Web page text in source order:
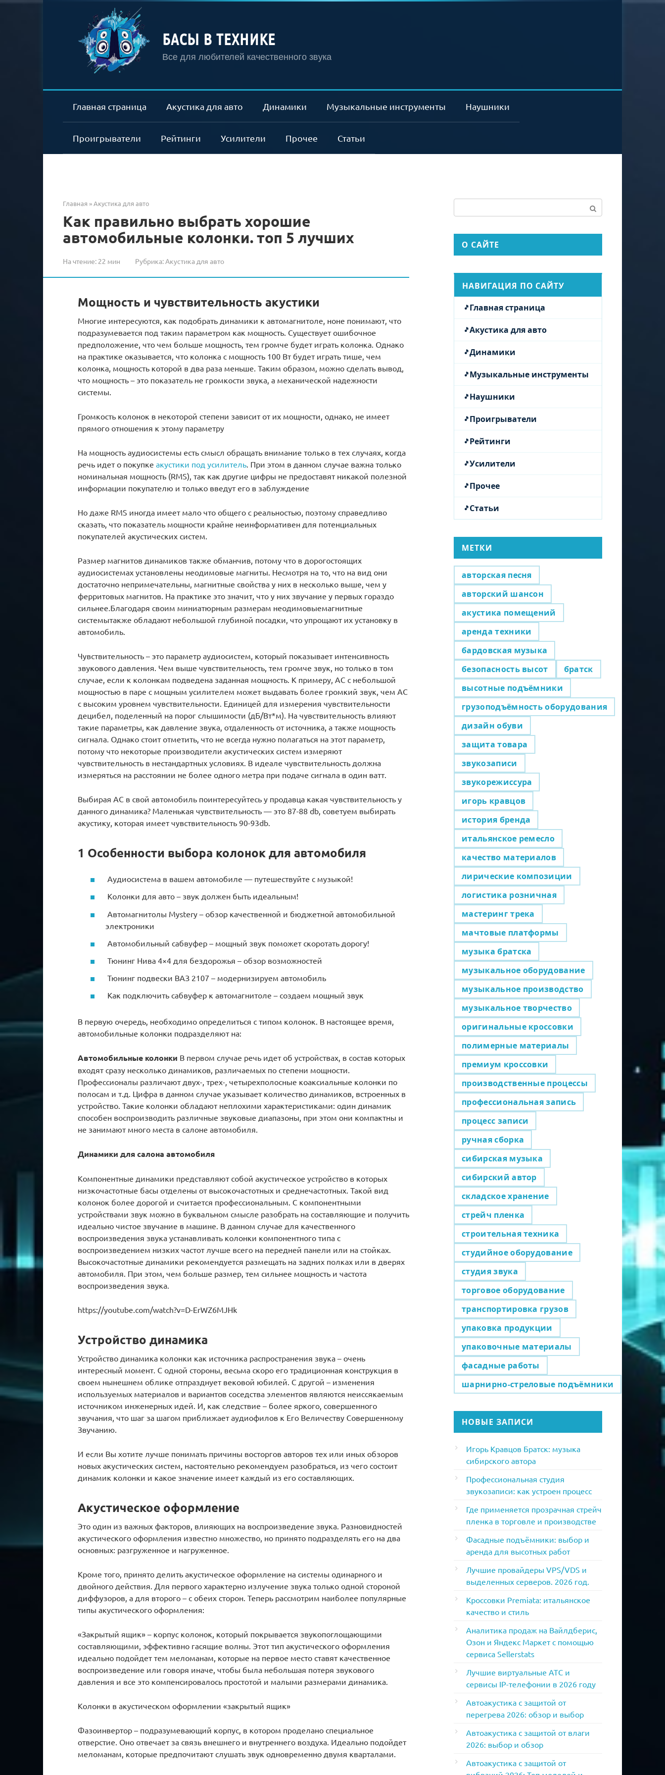
БАСЫ В ТЕХНИКЕ
Все для любителей качественного звука
Главная страница Акустика для авто Динамики Музыкальные инструменты Наушники
Проигрыватели Рейтинги Усилители Прочее Статьи
Главная »Акустика для авто
Как правильно выбрать хорошие
автомобильные колонки. топ 5 лучших
На чтение: 22 мин Рубрика:Акустика для авто
Мощность и чувствительность акустики
Многие интересуются, как подобрать динамики к автомагнитоле, ноне понимают, что
подразумевается под таким параметром как мощность. Существует ошибочное
предположение, что чем больше мощность, тем громче будет играть колонка. Однако
на практике оказывается, что колонка с мощность 100 Вт будет играть тише, чем
колонка, мощность которой в два раза меньше. Таким образом, можно сделать вывод,
что мощность – это показатель не громкости звука, а механической надежности
системы.
Громкость колонок в некоторой степени зависит от их мощности, однако, не имеет
прямого отношения к этому параметру
На мощность аудиосистемы есть смысл обращать внимание только в тех случаях, когда
речь идет о покупке акустики под усилитель . При этом в данном случае важна только
номинальная мощность (RMS), так как другие цифры не предоставят никакой полезной
информации покупателю и только введут его в заблуждение
Но даже RMS иногда имеет мало что общего с реальностью, поэтому справедливо
сказать, что показатель мощности крайне неинформативен для потенциальных
покупателей акустических систем.
Размер магнитов динамиков также обманчив, потому что в дорогостоящих
аудиосистемах установлены неодимовые магниты. Несмотря на то, что на вид они
достаточно непримечательны, магнитные свойства у них в несколько выше, чем у
ферритовых магнитов. На практике это значит, что у них звучание у первых гораздо
сильнее.Благодаря своим миниатюрным размерам неодимовыемагнитные
системытакже обладают небольшой глубиной посадки, что упрощают их установку в
автомобиль.
Чувствительность – это параметр аудиосистем, который показывает интенсивность
звукового давления. Чем выше чувствительность, тем громче звук, но только в том
случае, если к колонкам подведена заданная мощность. К примеру, АС с небольшой
мощностью в паре с мощным усилителем может выдавать более громкий звук, чем АС
с высоким уровнем чувствительности. Единицей для измерения чувствительности
децибел, поделенный на порог слышимости (дБ/Вт*м). На чувствительность влияют
такие параметры, как давление звука, отдаленность от источника, а также мощность
сигнала. Однако стоит отметить, что не всегда нужно полагаться на этот параметр,
потому что некоторые производители акустических систем измеряют
чувствительность в нестандартных условиях. В идеале чувствительность должна
измеряться на расстоянии не более одного метра при подаче сигнала в один ватт.
Выбирая АС в свой автомобиль поинтересуйтесь у продавца какая чувствительность у
данного динамика? Маленькая чувствительность — это 87-88 db, советуем выбирать
акустику, которая имеет чувствительность 90-93db.
1 Особенности выбора колонок для автомобиля
Аудиосистема в вашем автомобиле — путешествуйте с музыкой!
Колонки для авто – звук должен быть идеальным!
Автомагнитолы Mystery – обзор качественной и бюджетной автомобильной
электроники
Автомобильный сабвуфер – мощный звук поможет скоротать дорогу!
Тюнинг Нива 4×4 для бездорожья – обзор возможностей
Тюнинг подвески ВАЗ 2107 – модернизируем автомобиль
Как подключить сабвуфер к автомагнитоле – создаем мощный звук
В первую очередь, необходимо определиться с типом колонок. В настоящее время,
автомобильные колонки подразделяют на:
Автомобильные колонки В первом случае речь идет об устройствах, в состав которых
входят сразу несколько динамиков, различаемых по степени мощности.
Профессионалы различают двух-, трех-, четырехполосные коаксиальные колонки по
полосам и т.д. Цифра в данном случае указывает количество динамиков, встроенных в
устройство. Такие колонки обладают неплохими характеристиками: один динамик
способен воспроизводить различные звуковые диапазоны, при этом они компактны и
не занимают много места в салоне автомобиля.
Динамики для салона автомобиля
Компонентные динамики представляют собой акустическое устройство в которых
низкочастотные басы отделены от высокочастотных и среднечастотных. Такой вид
колонок более дорогой и считается профессиональным. С компонентными
устройствами звук можно в буквальном смысле разобрать на составляющие и получить
идеально чистое звучание в машине. В данном случае для качественного
воспроизведения звука устанавливать колонки компонентного типа с
воспроизведением низких частот лучше всего на передней панели или на стойках.
Высокочастотные динамики рекомендуется размещать на задних полках или в дверях
автомобиля. При этом, чем больше размер, тем сильнее мощность и частота
воспроизведения звука.
https://youtube.com/watch?v=D-ErWZ6MJHk
Устройство динамика
Устройство динамика колонки как источника распространения звука – очень
интересный момент. С одной стороны, весьма скоро его традиционная конструкция в
своем нынешнем облике отпразднует вековой юбилей. С другой – изменения
используемых материалов и вариантов соседства элементов являются неиссякаемым
источником инженерных идей. И, как следствие – более яркого, совершенного
звучания, что шаг за шагом приближает аудиофилов к Его Величеству Совершенному
Звучанию.
И если Вы хотите лучше понимать причины восторгов авторов тех или иных обзоров
новых акустических систем, настоятельно рекомендуем разобраться, из чего состоит
динамик колонки и какое значение имеет каждый из его составляющих.
Акустическое оформление
Это один из важных факторов, влияющих на воспроизведение звука. Разновидностей
акустического оформления известно множество, но принято подразделять его на два
основных: разгруженное и нагруженное.
Кроме того, принято делить акустическое оформление на системы одинарного и
двойного действия. Для первого характерно излучение звука только одной стороной
диффузоров, а для второго – с обеих сторон. Теперь рассмотрим наиболее популярные
типы акустического оформления:
«Закрытый ящик» – корпус колонок, который покрывается звукопоглощающими
составляющими, эффективно гасящие волны. Этот тип акустического оформления
идеально подойдет тем меломанам, которые на первое место ставят качественное
воспроизведение или говоря иначе, чтобы была небольшая потеря звукового
давления и все это компенсировалось простотой и малыми размерами динамика.
Колонки в акустическом оформлении «закрытый ящик»
Фазоинвертор – подразумевающий корпус, в котором проделано специальное
отверстие. Оно отвечает за связь внешнего и внутреннего воздуха. Идеально подойдет
меломанам, которые предпочитают слушать звук одновременно двумя кварталами.
О САЙТЕ
НАВИГАЦИЯ ПО САЙТУ
Главная страница
Акустика для авто
Динамики
Музыкальные инструменты
Наушники
Проигрыватели
Рейтинги
Усилители
Прочее
Статьи
МЕТКИ
авторская песня
авторский шансон
акустика помещений
аренда техники
бардовская музыка
безопасность высот
братск
высотные подъёмники
грузоподъёмность оборудования
дизайн обуви
защита товара
звукозаписи
звукорежиссура
игорь кравцов
история бренда
итальянское ремесло
качество материалов
лирические композиции
логистика розничная
мастеринг трека
мачтовые платформы
музыка братска
музыкальное оборудование
музыкальное производство
музыкальное творчество
оригинальные кроссовки
полимерные материалы
премиум кроссовки
производственные процессы
профессиональная запись
процесс записи
ручная сборка
сибирская музыка
сибирский автор
складское хранение
стрейч пленка
строительная техника
студийное оборудование
студия звука
торговое оборудование
транспортировка грузов
упаковка продукции
упаковочные материалы
фасадные работы
шарнирно-стреловые подъёмники
НОВЫЕ ЗАПИСИ
Игорь Кравцов Братск: музыка
сибирского автора
Профессиональная студия
звукозаписи: как устроен процесс
Где применяется прозрачная стрейч
пленка в торговле и производстве
Фасадные подъёмники: выбор и
аренда для высотных работ
Лучшие провайдеры VPS/VDS и
выделенных серверов. 2026 год.
Кроссовки Premiata: итальянское
качество и стиль
Аналитика продаж на Вайлдберис,
Озон и Яндекс Маркет с помощью
сервиса Sellerstats
Лучшие виртуальные АТС и
сервисы IP-телефонии в 2026 году
Автоакустика с защитой от
перегрева 2026: обзор и выбор
Автоакустика с защитой от влаги
2026: выбор и обзор
Автоакустика с защитой от